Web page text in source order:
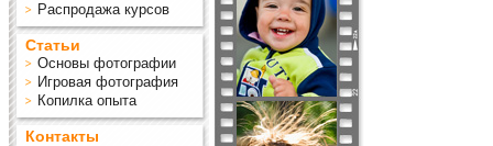
Распродажа курсов
Статьи
Основы фотографии
Игровая фотография
Копилка опыта
Контакты